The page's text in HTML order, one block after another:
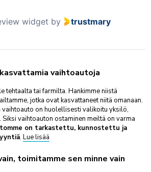
widget by trustmary
vaihtoautoja
tehtaalta tai farmilta. Hankimme niistä
jotka ovat kasvattaneet niitä omanaan.
vaihtoauto on huolellisesti valikoitu yksilö,
Siksi vaihtoauton ostaminen meiltä on varma
on tarkastettu, kunnostettu ja
. Lue lisää
toimitamme sen minne vain